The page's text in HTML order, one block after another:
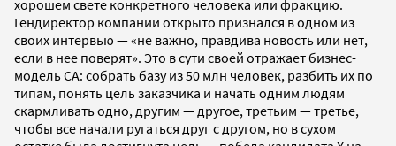
хорошем свете конкретного человека или фракцию.
Гендиректор компании открыто признался в одном из
своих интервью — «не важно, правдива новость или нет,
если в нее поверят». Это в сути своей отражает бизнес-
модель CA: собрать базу из 50 млн человек, разбить их по
типам, понять цель заказчика и начать одним людям
скармливать одно, другим — другое, третьим — третье,
чтобы все начали ругаться друг с другом, но в сухом